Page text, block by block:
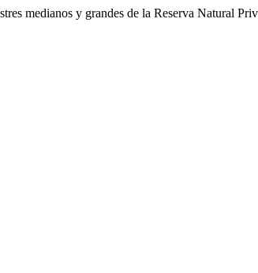
medianos y grandes de la Reserva Natural